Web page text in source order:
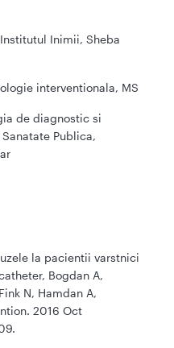
Inimii, Sheba
interventionala, MS
de diagnostic si
Publica,
la pacientii varstnici
Bogdan A,
N, Hamdan A,
2016 Oct